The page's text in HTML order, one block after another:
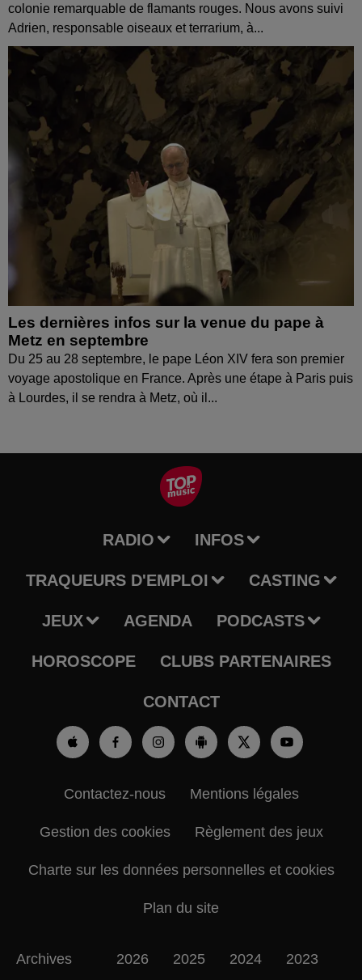
colonie remarquable de flamants rouges. Nous avons suivi
Adrien, responsable oiseaux et terrarium, à...
Les dernières infos sur la venue du pape à
Metz en septembre
Du 25 au 28 septembre, le pape Léon XIV fera son premier
voyage apostolique en France. Après une étape à Paris puis
à Lourdes, il se rendra à Metz, où il...
RADIO INFOS
TRAQUEURS D'EMPLOI CASTING
JEUX AGENDA PODCASTS
HOROSCOPE CLUBS PARTENAIRES
CONTACT
Contactez-nous Mentions légales
Gestion des cookies Règlement des jeux
Charte sur les données personnelles et cookies
Plan du site
Archives 2026 2025 2024 2023